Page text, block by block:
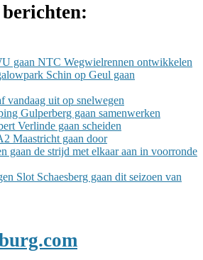
gaan NTC Wegwielrennen ontwikkelen
Schin op Geul gaan
vandaag uit op snelwegen
Gulperberg gaan samenwerken
Verlinde gaan scheiden
Maastricht gaan door
gaan de strijd met elkaar aan in voorronde
Slot Schaesberg gaan dit seizoen van